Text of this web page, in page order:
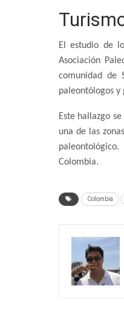
El estudio de
Asociación
comunidad de
paleontólogos y
Este hallazgo
una de las
Colombia.
Colombia